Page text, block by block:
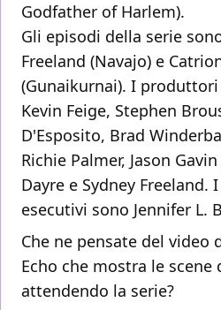
Godfather of Harlem).
Gli episodi della serie
Freeland (Navajo) e
(Gunaikurnai). I
Kevin Feige, Stephen
D'Esposito, Brad
Richie Palmer, Jason
Dayre e Sydney
esecutivi sono Jennifer L.
Che ne pensate del video
Echo che mostra le scene
attendendo la serie?